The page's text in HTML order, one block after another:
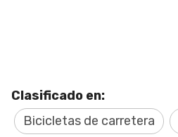
Clasificado en:
Bicicletas de carretera